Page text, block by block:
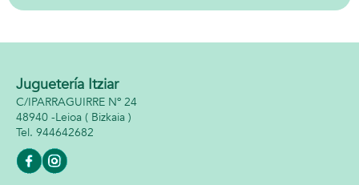
Juguetería Itziar
C/IPARRAGUIRRE Nº 24
48940 -Leioa ( Bizkaia )
944642682